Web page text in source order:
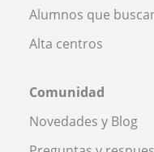
Alumnos que
Alta centros
Comunidad
Novedades y Blog